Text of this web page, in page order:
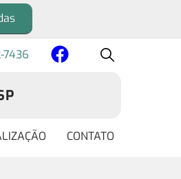
7436
CONTATO